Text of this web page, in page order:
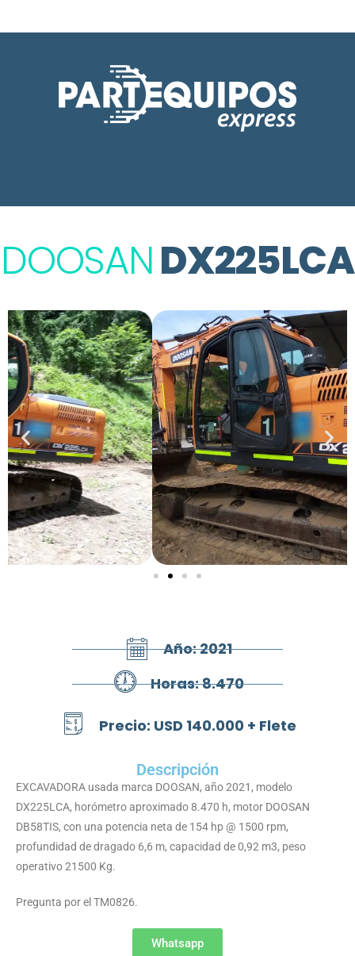
DOOSANDX225LCA
Año: 2021
Horas: 8.470
Precio: USD 140.000 + Flete
Descripción
EXCAVADORA usada marca DOOSAN, año 2021, modelo
DX225LCA, horómetro aproximado 8.470 h, motor DOOSAN
DB58TIS, con una potencia neta de 154 hp @ 1500 rpm,
profundidad de dragado 6,6 m, capacidad de 0,92 m3, peso
operativo 21500 Kg.
Pregunta por el TM0826.
Whatsapp